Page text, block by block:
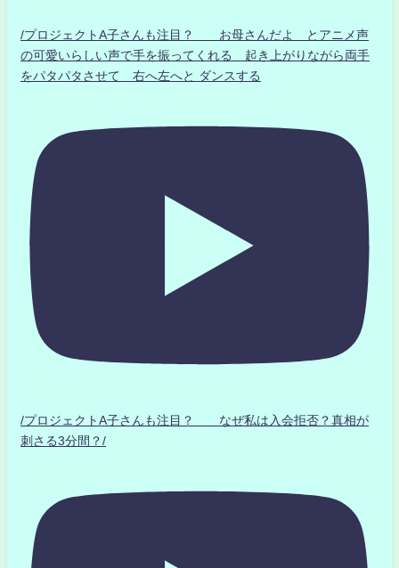
/プロジェクトA子さんも注目？ お母さんだよ とアニメ声
の可愛いらしい声で手を振ってくれる 起き上がりながら両手
をパタパタさせて 右へ左へと ダンスする
/プロジェクトA子さんも注目？ なぜ私は入会拒否？真相が
刺さる3分間？/